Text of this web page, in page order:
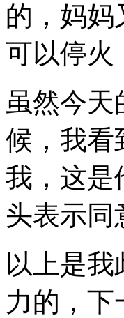
的，妈妈
可以停火
虽然今
候，我看
我，这是
头表示同
以上是我
力的，下